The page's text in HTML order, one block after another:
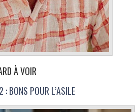
À VOIR
: BONS POUR L’ASILE